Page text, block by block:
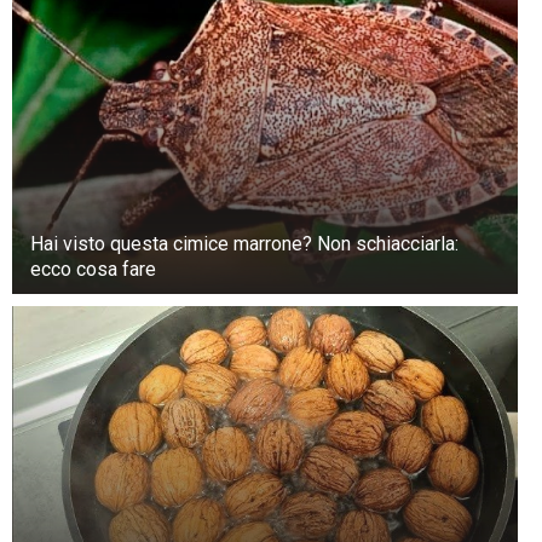
sanguigna.
Hai visto questa cimice marrone? Non schiacciarla:
ecco cosa fare